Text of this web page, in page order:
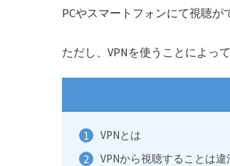
PCやスマートフォンにて視聴が
ただし、VPNを使うことによっ
VPNとは
VPNから視聴することは違